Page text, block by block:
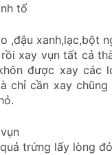
tố
,đậu xanh,lạc,bột
xay vụn tất cả
được xay các
chỉ cần xay chũng
trứng lấy lòng đỏ